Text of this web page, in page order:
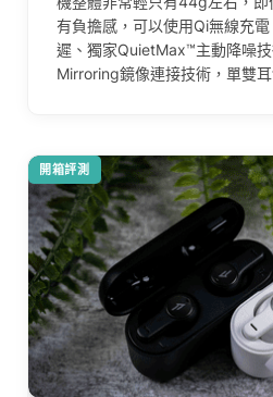
有負擔感，可以使用Qi無線充
遲、獨家QuietMax™主動降噪
Mirroring鏡像連接技術，單雙耳
開箱評測